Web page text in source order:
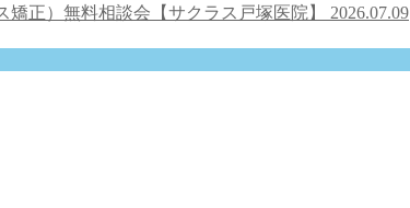
矯正）無料相談会【サクラス戸塚医院】 2026.07.09